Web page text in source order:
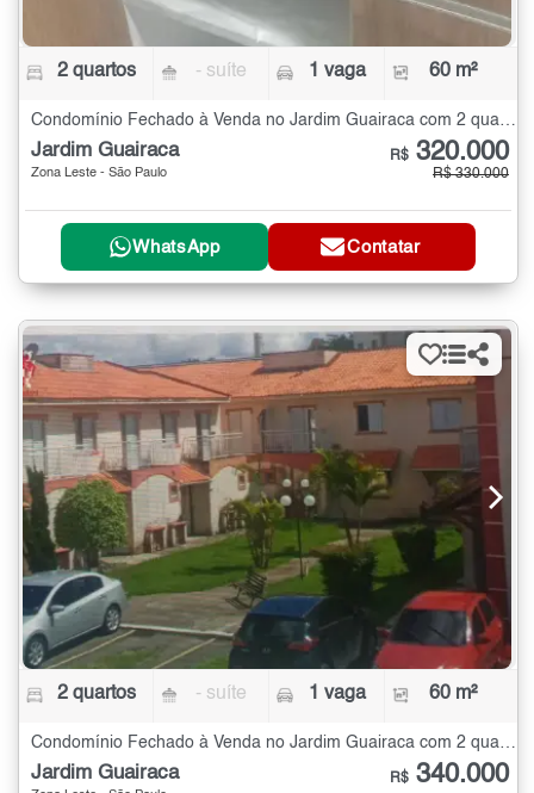
2 quartos - suíte 1 vaga 60 m²
Jardim Guairaca
Zona Leste - São Paulo
R$ 320.000
R$ 330.000
WhatsApp Contatar
2 quartos - suíte 1 vaga 60 m²
Condomínio Fechado à Venda no Jardim Guairaca com 2 quartos - 60 m²
Jardim Guairaca R$ 340.000